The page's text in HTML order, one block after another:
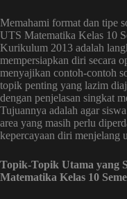
Memahami format dan tipe
UTS Matematika Kelas 10
Kurikulum 2013 adalah
mempersiapkan diri secara
menyajikan contoh-contoh
topik penting yang lazim
dengan penjelasan singkat
Tujuannya adalah agar
area yang masih perlu
kepercayaan diri menjelang
Topik-Topik Utama yang
Matematika Kelas 10